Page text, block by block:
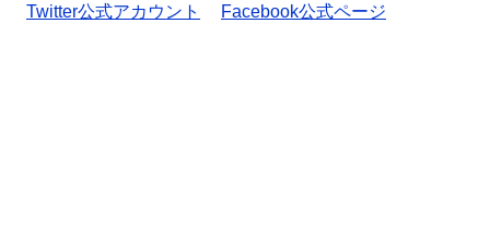
Twitter公式アカウント
Facebook公式ページ